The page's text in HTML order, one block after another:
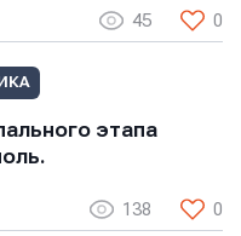
45 0
этапа
138 0